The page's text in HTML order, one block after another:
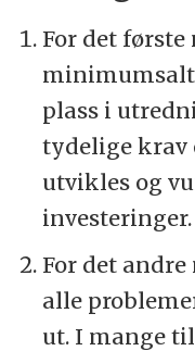
For det første
plass i
tydelige krav
utvikles og
investeringer.
For det
alle
ut. I mange